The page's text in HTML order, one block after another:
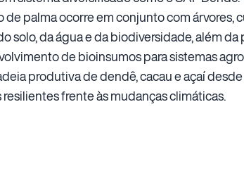
palma ocorre em conjunto com árvores,
solo, da água e da biodiversidade, além
de bioinsumos para sistemas
produtiva de dendê, cacau e açaí
frente às mudanças climáticas.